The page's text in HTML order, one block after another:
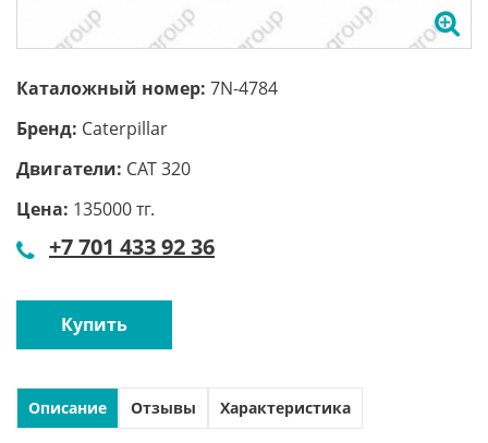
Каталожный номер: 7N-4784
Бренд: Caterpillar
Двигатели: CAT 320
Цена: 135000 тг.
+7 701 433 92 36
Купить
Описание Отзывы Характеристика